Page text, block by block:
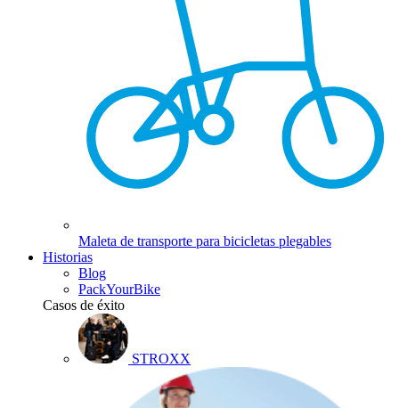
Maleta de transporte para bicicletas plegables
Historias
Blog
PackYourBike
Casos de éxito
STROXX